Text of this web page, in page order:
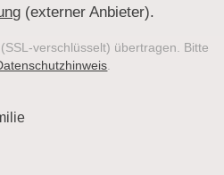
(externer Anbieter).
verschlüsselt) übertragen. Bitte